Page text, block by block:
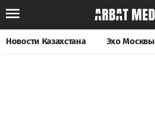
Новости Казахстана Эхо Москвы